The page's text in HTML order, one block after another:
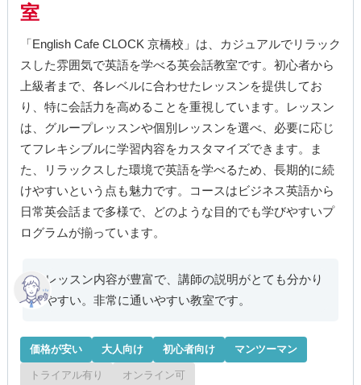
室
「English Cafe CLOCK 京橋校」は、カジュアルでリラック
スした雰囲気で英語を学べる英会話教室です。初心者から
上級者まで、各レベルに合わせたレッスンを提供してお
り、特に会話力を高めることを重視しています。レッスン
は、グループレッスンや個別レッスンを選べ、必要に応じ
てフレキシブルに学習内容をカスタマイズできます。ま
た、リラックスした環境で英語を学べるため、長期的に続
けやすいという点も魅力です。コースはビジネス英語から
日常英会話まで多様で、どのような目的でも学びやすいプ
ログラムが揃っています。
レッスン内容が豊富で、講師の説明がとても分かり
やすい。非常に通いやすい教室です。
価格が安い 大人向け 初心者向け マンツーマン
トライアル有り オンライン可